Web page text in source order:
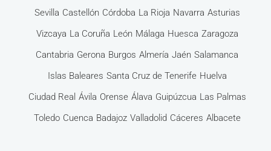
Sevilla Castellón Córdoba La Rioja Navarra Asturias
Vizcaya La Coruña León Málaga Huesca Zaragoza
Cantabria Gerona Burgos Almería Jaén Salamanca
Islas Baleares Santa Cruz de Tenerife Huelva
Ciudad Real Ávila Orense Álava Guipúzcua Las Palmas
Toledo Cuenca Badajoz Valladolid Cáceres Albacete